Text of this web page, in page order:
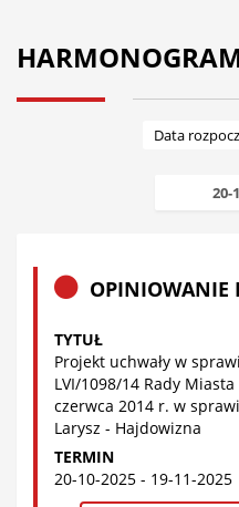
Data
20-
OPINIOWANIE
TYTUŁ
Projekt uchwały w
LVI/1098/14 Rady
czerwca 2014 r. w
Larysz - Hajdowizna
TERMIN
20-10-2025 - 19-11-2025